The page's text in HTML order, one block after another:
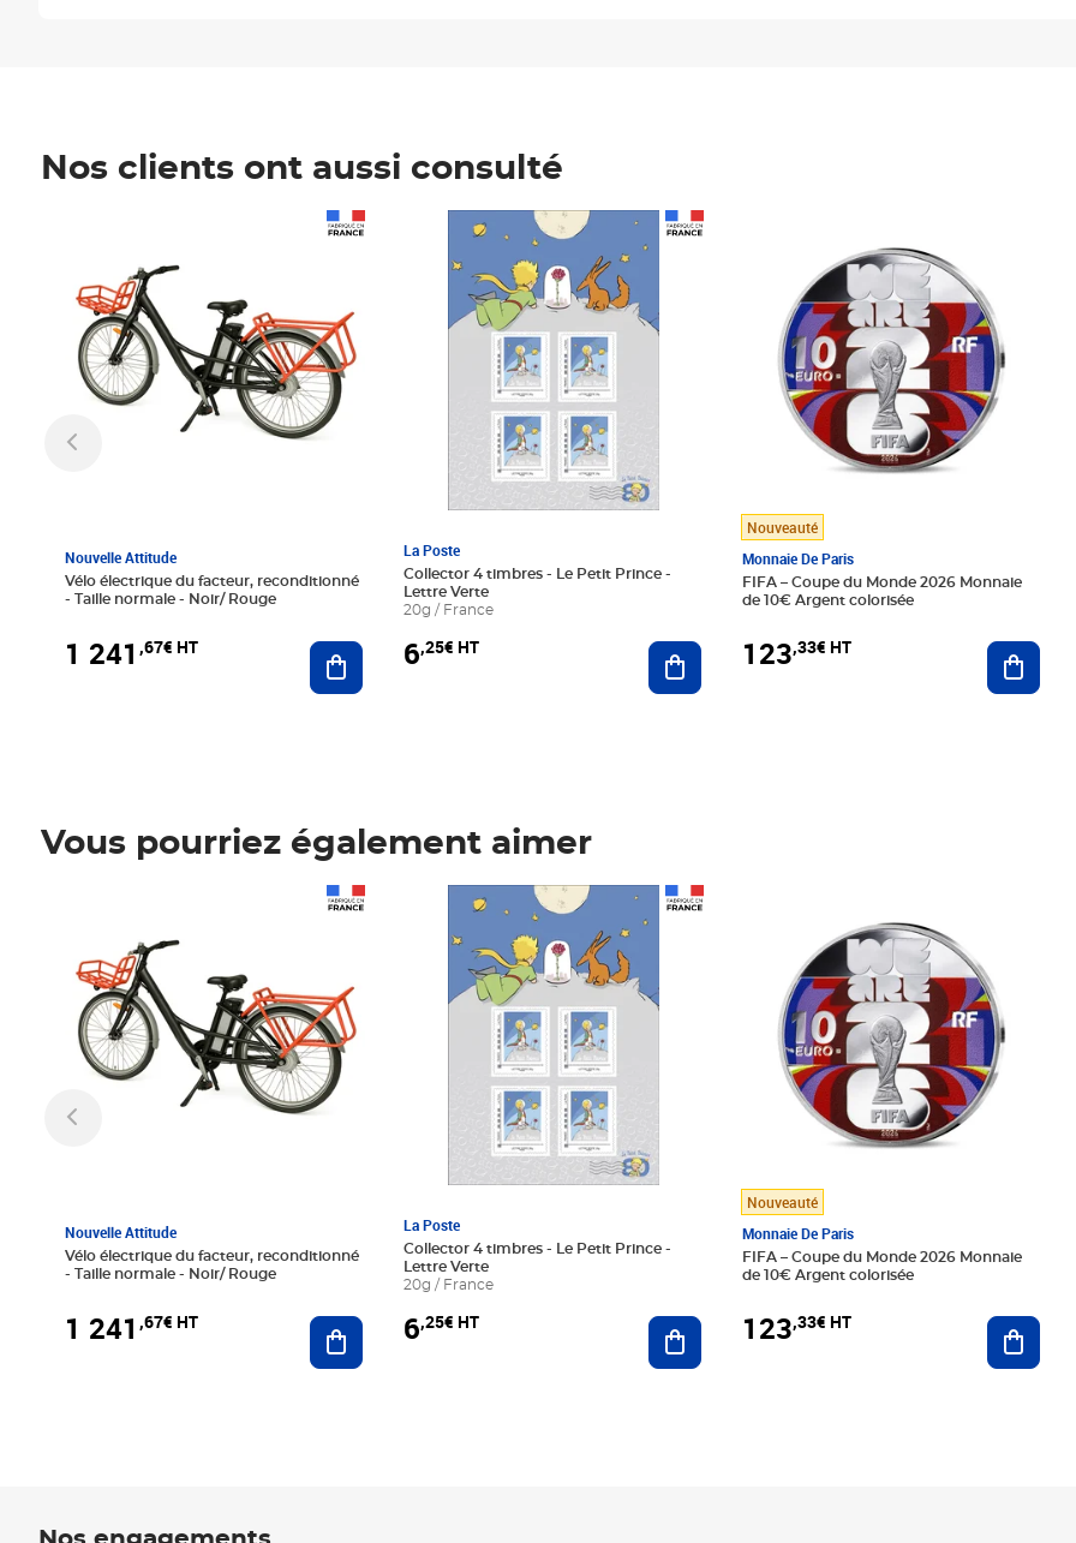
Nos clients ont aussi consulté
Nouvelle Attitude
Vélo électrique du facteur, reconditionné
- Taille normale - Noir/ Rouge
1 241 ,67€ HT Ajouter au panier
La Poste
Collector 4 timbres - Le Petit Prince -
Lettre Verte
20g / France
6,25€ HT
Prix 6,25€ HT
Ajouter au panier
Nouveauté
Monnaie De Paris
FIFA – Coupe du Monde 2026 Monnaie
de 10€ Argent colorisée
123,33€ HT
Vous pourriez également aimer
Nouvelle Attitude
Vélo électrique du facteur, reconditionné
- Taille normale - Noir/ Rouge
1 241 ,67€ HT Ajouter au panier
La Poste
Collector 4 timbres - Le Petit Prince -
Lettre Verte
20g / France
6,25€ HT
Prix 6,25€ HT
Ajouter au panier
Nouveauté
Monnaie De Paris
FIFA – Coupe du Monde 2026 Monnaie
de 10€ Argent colorisée
123,33€ HT